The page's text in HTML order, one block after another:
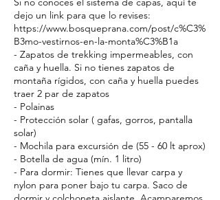
dejo un link para que lo revises:
https://www.bosqueprana.com/post/c%C3%
B3mo-vestirnos-en-la-monta%C3%B1a
- Zapatos de trekking impermeables, con
caña y huella. Si no tienes zapatos de
montaña rígidos, con caña y huella puedes
traer 2 par de zapatos
- Polainas
- Protección solar ( gafas, gorros, pantalla
solar)
- Mochila para excursión de (55 - 60 lt aprox)
- Botella de agua (mín. 1 litro)
- Para dormir: Tienes que llevar carpa y
nylon para poner bajo tu carpa. Saco de